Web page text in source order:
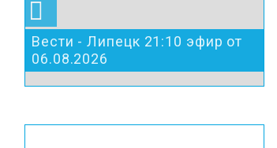
Вести - Липецк 21:10 эфир от
06.08.2026